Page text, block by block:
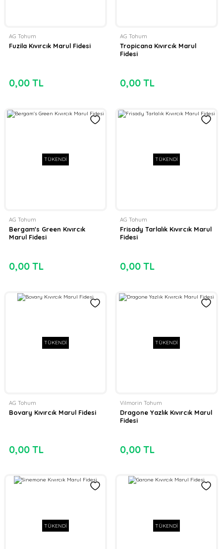
AG Tohum
Fuzila Kıvırcık Marul Fidesi
0,00 TL
AG Tohum
Tropicana Kıvırcık Marul
Fidesi
0,00 TL
TÜKENDİ
AG Tohum
Bergam's Green Kıvırcık
Marul Fidesi
0,00 TL
TÜKENDİ
AG Tohum
Frisady Tarlalık Kıvırcık Marul
Fidesi
0,00 TL
TÜKENDİ
AG Tohum
Bovary Kıvırcık Marul Fidesi
0,00 TL
TÜKENDİ
Vilmorin Tohum
Dragone Yazlık Kıvırcık Marul
Fidesi
0,00 TL
TÜKENDİ TÜKENDİ